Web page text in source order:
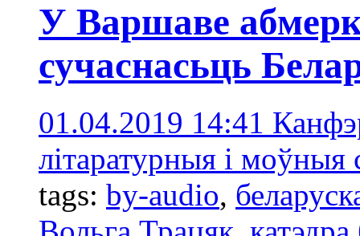
У Варшаве
сучаснасьць
01.04.2019 14:41
літаратурныя і моўныя
tags: by-audio,